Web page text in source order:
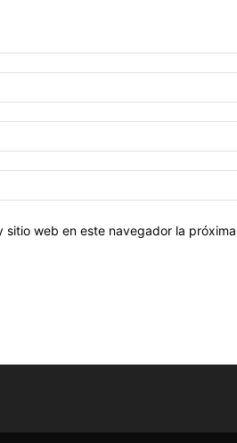
sitio web en este navegador la